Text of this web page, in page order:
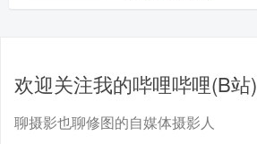
欢迎关注我的哔哩哔哩(B站)
聊摄影也聊修图的自媒体摄影人